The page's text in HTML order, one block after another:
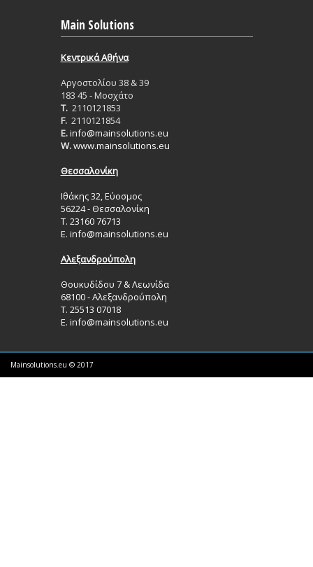
Main Solutions
Κεντρικά Aθήνα
Aργοστολίου 38 & 39
183 45 - Μοσχάτο
T.2110121853
F.2110121854
E.info@mainsolutions.eu
W.www.mainsolutions.eu
Θεσσαλονίκη
Ιθάκης 32, Εύοσμος
56224 - Θεσσαλονίκη
Τ. 23160 76713
Ε. info@mainsolutions.eu
Αλεξανδρούπολη
Θουκυδίδου 7 & Λεωνίδα
68100 - Αλεξανδρούπολη
Τ. 25513 07018
Ε. info@mainsolutions.eu
Mainsolutions.eu © 2017